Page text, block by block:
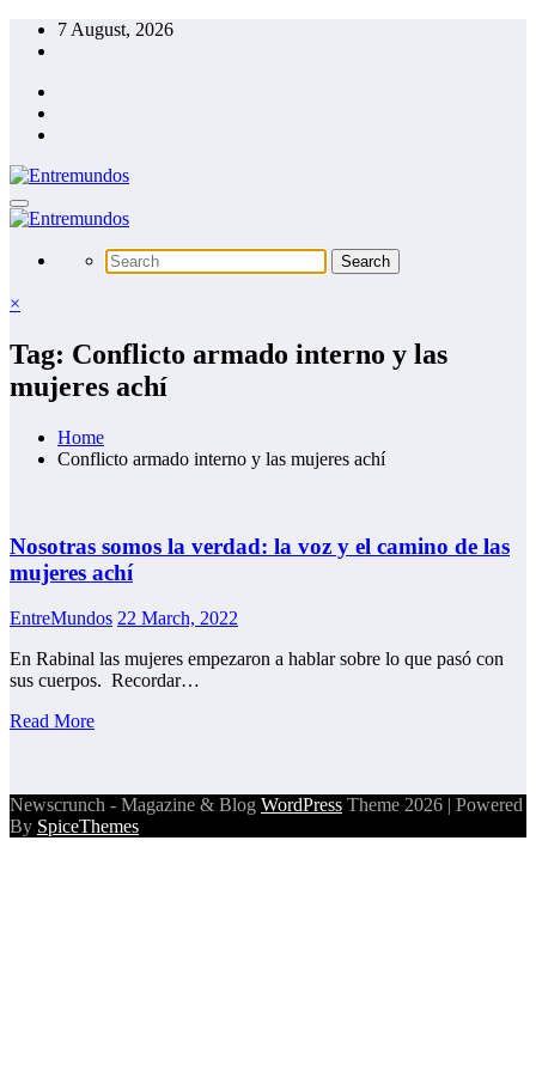
Skip
7 August, 2026
×
Tag: Conflicto armado interno y las
mujeres achí
Home
Conflicto armado interno y las mujeres achí
Nosotras somos la verdad: la voz y el camino de las
mujeres achí
EntreMundos 22 March, 2022
En Rabinal las mujeres empezaron a hablar sobre lo que pasó con
sus cuerpos. Recordar…
Read More
Newscrunch - Magazine & Blog WordPress Theme 2026 | Powered
By SpiceThemes